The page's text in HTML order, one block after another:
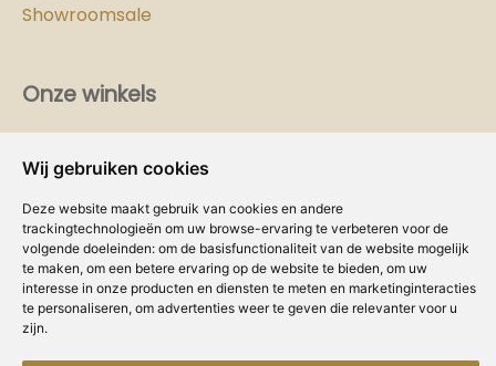
Wij gebruiken cookies
Deze website maakt gebruik van cookies en andere
trackingtechnologieën om uw browse-ervaring te verbeteren voor de
volgende doeleinden: om de basisfunctionaliteit van de website mogelijk
te maken, om een betere ervaring op de website te bieden, om uw
interesse in onze producten en diensten te meten en marketinginteracties
te personaliseren, om advertenties weer te geven die relevanter voor u
zijn.
Showroomsale
Onze winkels
Dealer worden?
Volg ons